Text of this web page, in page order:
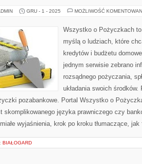
GRU - 1 - 2025 MOŻLIWOŚĆ
Wszystko o Pożyczkach
myślą o ludziach, które
kredytów i budżetu
jednym serwisie zebrano
rozsądnego pożyczania,
układania swoich
pozabankowe. Portal Wszystko o
skomplikowanego języka prawniczego czy
wyjaśnienia, krok po kroku tłumaczące,
BIAŁOGARD